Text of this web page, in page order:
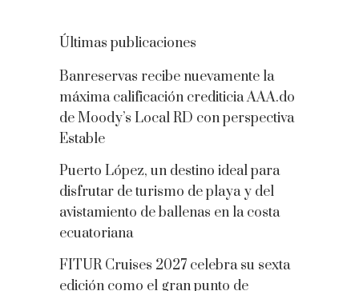
Últimas publicaciones
Banreservas recibe nuevamente la
máxima calificación crediticia AAA.do
de Moody’s Local RD con perspectiva
Estable
Puerto López, un destino ideal para
disfrutar de turismo de playa y del
avistamiento de ballenas en la costa
ecuatoriana
FITUR Cruises 2027 celebra su sexta
edición como el gran punto de